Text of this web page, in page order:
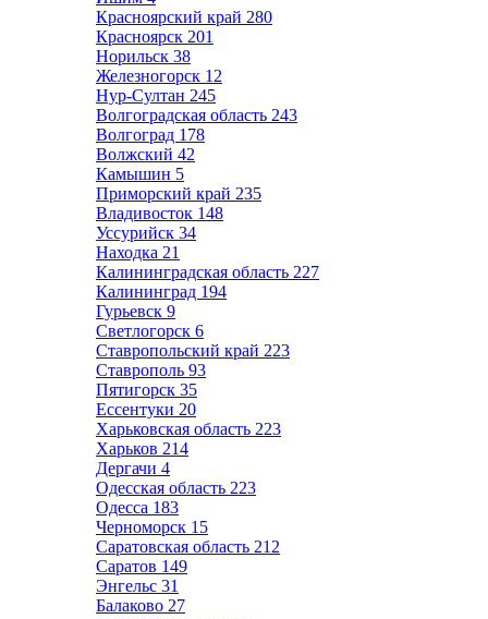
Красноярский край 280
Красноярск 201
Норильск 38
Железногорск 12
Нур-Султан 245
Волгоградская область 243
Волгоград 178
Волжский 42
Камышин 5
Приморский край 235
Владивосток 148
Уссурийск 34
Находка 21
Калининградская область 227
Калининград 194
Гурьевск 9
Светлогорск 6
Ставропольский край 223
Ставрополь 93
Пятигорск 35
Ессентуки 20
Харьковская область 223
Харьков 214
Дергачи 4
Одесская область 223
Одесса 183
Черноморск 15
Саратовская область 212
Саратов 149
Энгельс 31
Балаково 27